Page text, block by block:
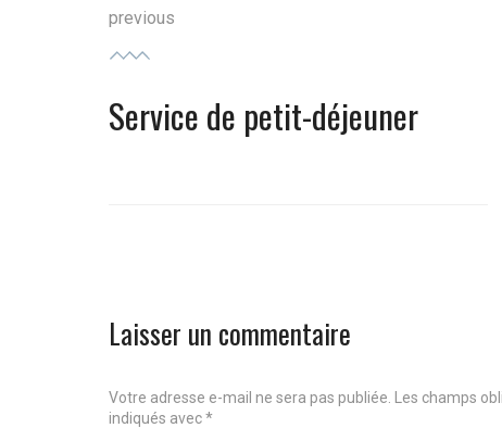
Navigation
de
l’article
previous
Previous
post:
Service de petit-déjeuner
Laisser un commentaire
Votre adresse e-mail ne sera pas publiée. Les champs
indiqués avec*